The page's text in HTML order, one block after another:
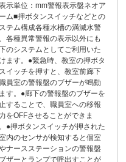
示単位：mm警報表示盤ネオア
ム■押ボタンスイッチなどとの
テム構成各種水槽の満減水警
各種異常警報の表示以外にも
のシステムとしてご利用いた
ます。●緊急時、教室の押ボタ
イッチを押すと、教室前廊下
員室の警報盤のブザーが鳴動
す。●廊下の警報盤のブザーを
することで、職員室への移報
をOFFさせることができま
●押ボタンスイッチが押された
内のセンサが検知すると個室
ナースステーションの警報盤
ザーとランプで呼出すことが